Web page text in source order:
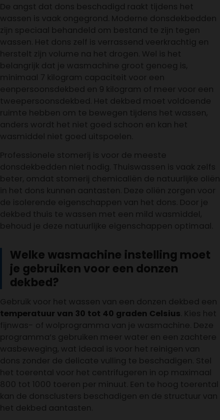
De angst dat dons beschadigd raakt tijdens het
wassen is vaak ongegrond. Moderne donsdekbedden
zijn speciaal behandeld om bestand te zijn tegen
wassen. Het dons zelf is verrassend veerkrachtig en
herstelt zijn volume na het drogen. Wel is het
belangrijk dat je wasmachine groot genoeg is,
minimaal 7 kilogram capaciteit voor een
eenpersoonsdekbed en 9 kilogram of meer voor een
tweepersoonsdekbed. Het dekbed moet voldoende
ruimte hebben om te bewegen tijdens het wassen,
anders wordt het niet goed schoon en kan het
wasmiddel niet goed uitspoelen.
Professionele stomerij is voor de meeste
donsdekbedden niet nodig. Thuiswassen is vaak zelfs
beter, omdat stomerij chemicaliën de natuurlijke oliën
in het dons kunnen aantasten. Deze oliën zorgen voor
de isolerende eigenschappen van het dons. Door je
dekbed thuis te wassen met een mild wasmiddel,
behoud je deze natuurlijke eigenschappen optimaal.
Welke wasmachine instelling moet
je gebruiken voor een donzen
dekbed?
Gebruik voor het wassen van een donzen dekbed een
temperatuur van 30 tot 40 graden Celsius . Kies het
fijnwas- of wolprogramma van je wasmachine. Deze
programma’s gebruiken meer water en een zachtere
wasbeweging, wat ideaal is voor het reinigen van
dons zonder de delicate vulling te beschadigen. Stel
het toerental voor het centrifugeren in op maximaal
800 tot 1000 toeren per minuut. Een te hoog toerental
kan de donsclusters beschadigen en de structuur van
het dekbed aantasten.